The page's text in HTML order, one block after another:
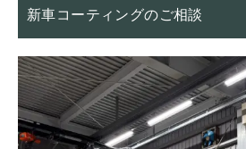
新車コーティングのご相談